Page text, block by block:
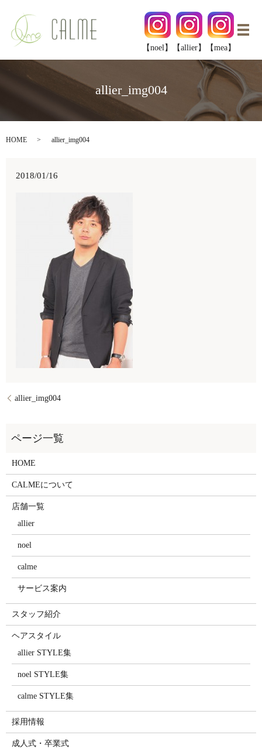
メ
【noel】
【allier】 【mea】
allier_img004
HOME allier_img004
2018/01/16
allier_img004
HOME
CALMEについて
店舗一覧
allier
noel
calme
サービス案内
スタッフ紹介
ヘアスタイル
allier STYLE集
noel STYLE集
calme STYLE集
採用情報
成人式・卒業式